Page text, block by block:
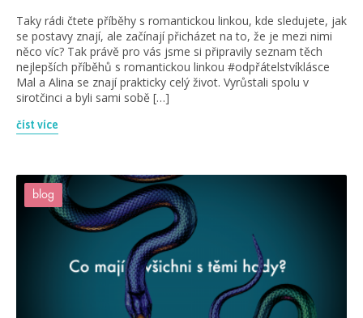
Taky rádi čtete příběhy s romantickou linkou, kde sledujete, jak
se postavy znají, ale začínají přicházet na to, že je mezi nimi
něco víc? Tak právě pro vás jsme si připravily seznam těch
nejlepších příběhů s romantickou linkou #odpřátelstvíklásce
Mal a Alina se znají prakticky celý život. Vyrůstali spolu v
sirotčinci a byli sami sobě […]
číst více
blog